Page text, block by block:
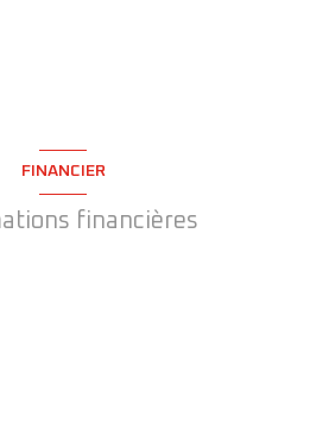
FINANCIER
financières